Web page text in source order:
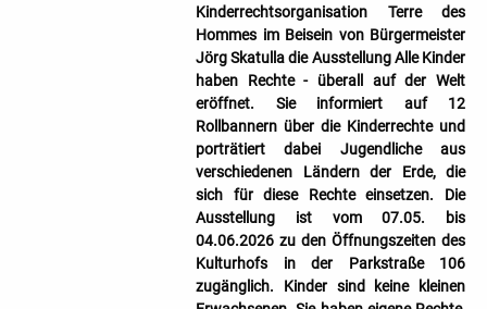
Kinderrechtsorganisation Terre des
Hommes im Beisein von Bürgermeister
Jörg Skatulla die Ausstellung Alle Kinder
haben Rechte - überall auf der Welt
eröffnet. Sie informiert auf 12
Rollbannern über die Kinderrechte und
porträtiert dabei Jugendliche aus
verschiedenen Ländern der Erde, die
sich für diese Rechte einsetzen. Die
Ausstellung ist vom 07.05. bis
04.06.2026 zu den Öffnungszeiten des
Kulturhofs in der Parkstraße 106
zugänglich. Kinder sind keine kleinen